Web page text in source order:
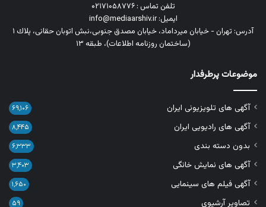
تلفن تماس : ۰۲۱۷۱۰۵۸۷۷۶
ایمیل: info@mediaarshiv.ir
آدرس: تهران - خیابان میرداماد، خیابان مصدق جنوبی،نبش اتوبان حقانی، پلاك ١
(ساختمان روزنامه اطلاعات)، طبقه ۱۳
موضوعات پرطرفدار
آگهی های تلویزیونی ایران ۶۹,۱۰۶
آگهی های رادیویی ایران ۸,۴۴۵
بدون دسته بندی ۶,۳۳۳
آگهی های نمایش خانگی ۳,۴۰۳
آگهی فیلم های سینمایی ۱,۶۵۰
تصاویر آرشیوی ۵۹